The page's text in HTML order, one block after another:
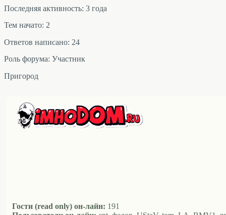
Последняя активность: 3 года
Тем начато: 2
Ответов написано: 24
Роль форума: Участник
Пригород
Гости (read only) он-лайн: 191